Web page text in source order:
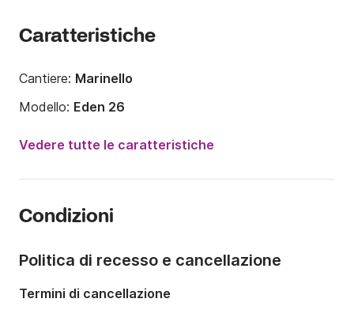
Caratteristiche
Cantiere: Marinello
Modello: Eden 26
250CV
Portata massima persone:
Vedere tutte le caratteristiche
Condizioni
Politica di recesso e cancellazione
Termini di cancellazione